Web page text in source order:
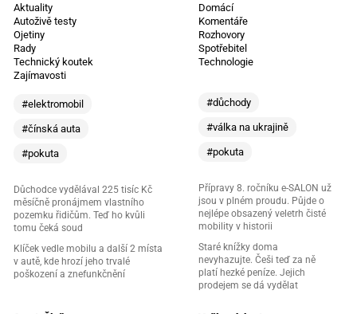
Aktuality
Autoživě testy
Ojetiny
Rady
Technický koutek
Zajímavosti
#elektromobil
#čínská auta
#pokuta
Důchodce vydělával 225 tisíc Kč
měsíčně pronájmem vlastního
pozemku řidičům. Teď ho kvůli
tomu čeká soud
Klíček vedle mobilu a další 2 místa
v autě, kde hrozí jeho trvalé
poškození a znefunkčnění
Domácí
Komentáře
Rozhovory
Spotřebitel
Technologie
#důchody
#válka na ukrajině
#pokuta
Přípravy 8. ročníku e-SALON už
jsou v plném proudu. Půjde o
nejlépe obsazený veletrh čisté
mobility v historii
Staré knížky doma
nevyhazujte. Češi teď za ně
platí hezké peníze. Jejich
prodejem se dá vydělat